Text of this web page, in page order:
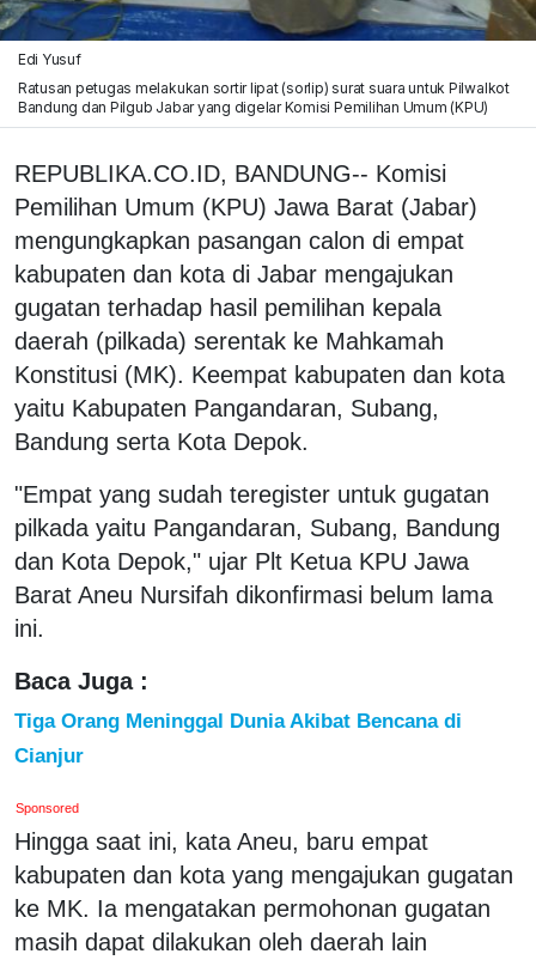
Edi Yusuf
Ratusan petugas melakukan sortir lipat (sorlip) surat suara untuk Pilwalkot
Bandung dan Pilgub Jabar yang digelar Komisi Pemilihan Umum (KPU)
REPUBLIKA.CO.ID, BANDUNG-- Komisi
Pemilihan Umum (KPU) Jawa Barat (Jabar)
mengungkapkan pasangan calon di empat
kabupaten dan kota di Jabar mengajukan
gugatan terhadap hasil pemilihan kepala
daerah (pilkada) serentak ke Mahkamah
Konstitusi (MK). Keempat kabupaten dan kota
yaitu Kabupaten Pangandaran, Subang,
Bandung serta Kota Depok.
"Empat yang sudah teregister untuk gugatan
pilkada yaitu Pangandaran, Subang, Bandung
dan Kota Depok," ujar Plt Ketua KPU Jawa
Barat Aneu Nursifah dikonfirmasi belum lama
ini.
Baca Juga :
Tiga Orang Meninggal Dunia Akibat Bencana di
Cianjur
Sponsored
Hingga saat ini, kata Aneu, baru empat
kabupaten dan kota yang mengajukan gugatan
ke MK. Ia mengatakan permohonan gugatan
masih dapat dilakukan oleh daerah lain